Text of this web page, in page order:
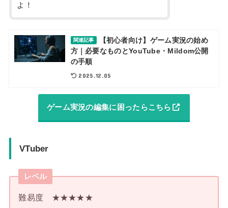
よ！
関連記事
【初心者向け】ゲーム実況の始め
方｜必要なものとYouTube・Mildom公開
の手順
2025.12.05
ゲーム実況の編集に困ったらこちら
VTuber
レベル
難易度 ★★★★★